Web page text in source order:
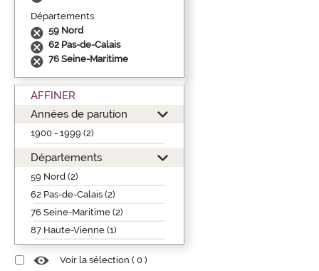
Départements
59 Nord
62 Pas-de-Calais
76 Seine-Maritime
AFFINER
Années de parution
1900 - 1999 (2)
Départements
59 Nord (2)
62 Pas-de-Calais (2)
76 Seine-Maritime (2)
87 Haute-Vienne (1)
Voir la sélection ( 0 )